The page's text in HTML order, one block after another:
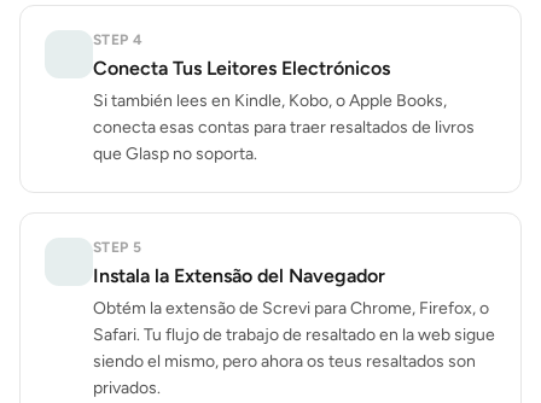
STEP 4
Conecta Tus Leitores Electrónicos
Si también lees en Kindle, Kobo, o Apple Books,
conecta esas contas para traer resaltados de livros
que Glasp no soporta.
STEP 5
Instala la Extensão del Navegador
Obtém la extensão de Screvi para Chrome, Firefox, o
Safari. Tu flujo de trabajo de resaltado en la web sigue
siendo el mismo, pero ahora os teus resaltados son
privados.